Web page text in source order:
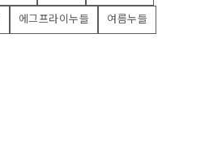
에그프라이누들
여름누들